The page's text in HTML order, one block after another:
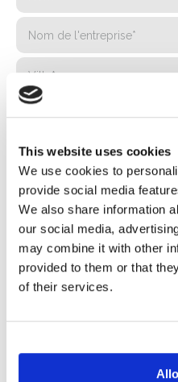
This website uses cookies
We use cookies to
provide social media
We also share information
our social media,
may combine it with other
provided to them or that
of their services.
Politique de
J'autorise le traitement de